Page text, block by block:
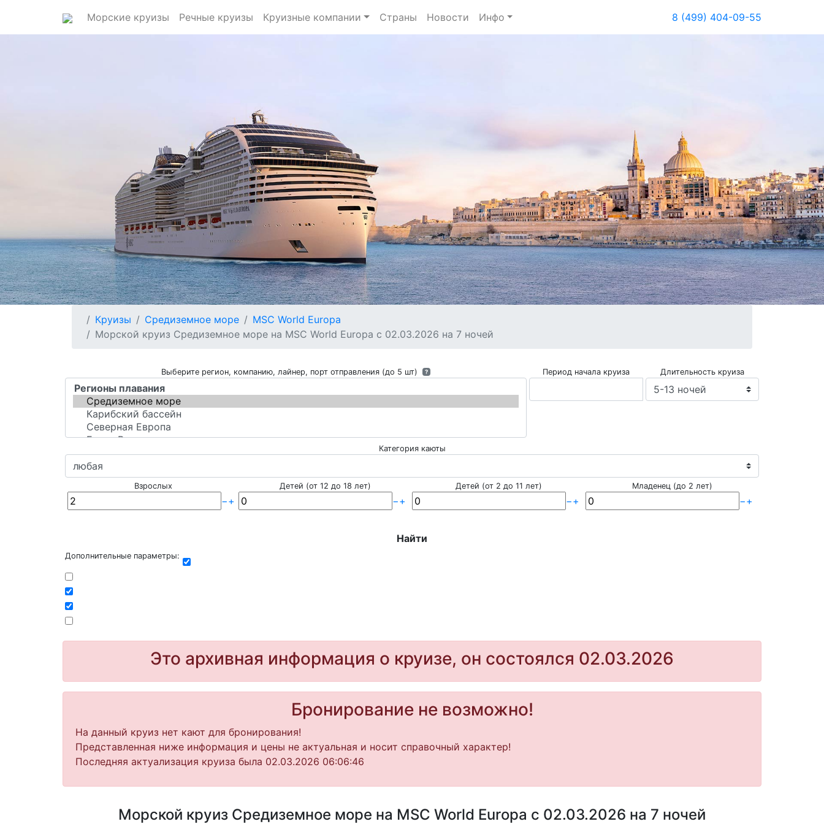
Морские круизы Речные круизы Круизные компании Страны Новости Инфо 8 (499) 404-09-55
Круизы Средиземное море
MSC World Europa
Морской круиз Средиземное море на MSC World Europa с 02.03.2026 на 7 ночей
Выберите регион, компанию, лайнер, порт отправления (до 5 шт) ? Период начала круиза Длительность круиза
Категория каюты
Взрослых
−+
Детей (от 12 до 18 лет)
−+
Детей (от 2 до 11 лет)
−+
Младенец (до 2 лет)
−+
Найти
Дополнительные параметры:
Это архивная информация о круизе, он состоялся 02.03.2026
Бронирование не возможно!
На данный круиз нет кают для бронирования!
Представленная ниже информация и цены не актуальная и носит справочный характер!
Последняя актуализация круиза была 02.03.2026 06:06:46
Морской круиз Средиземное море на MSC World Europa с 02.03.2026 на 7 ночей